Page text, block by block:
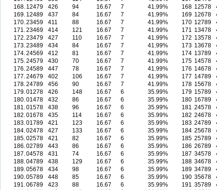
168. 12479 426 94 16.67 7
41.99%
169. 12489 437 84 16.67 7
41.99%
170.23459 411 88 16.67 7
41.99%
171.23469 414 121 16.67 7
41.99%
172.23479 427 110 16.67 7
41.99%
173.23489 434 84 16.67 7
41.99%
174.24569 412 81 16.67 7
41.99%
175.24579 430 70 16.67 7
41.99%
176.24589 447 78 16.67 7
41.99%
177.24679 402 106 16.67 7
41.99%
178.24789 456 90 16.67 7
41.99%
179.01278 426 148 16.67 6
35.99%
180.01478 432 86 16.67 6
35.99%
181.01578 438 96 16.67 6
35.99%
182.01678 435 114 16.67 6
35.99%
183.01789 421 123 16.67 6
35.99%
184.02478 427 133 16.67 6
35.99%
185.02578 421 82 16.67 6
35.99%
186.02789 443 86 16.67 6
35.99%
187.04578 431 74 16.67 6
35.99%
188.04789 438 129 16.67 6
35.99%
189.05678 434 98 16.67 6
35.99%
190.05789 448 85 16.67 6
35.99%
191.06789 423 88 16.67 6
35.99%
168 12578
169 12678
170 12789
171 13478
172 13578
173 13678
174 13789
175 14578
176 14678
177 14789
178 15678
179 15789
180 16789
181 24578
182 24678
183 24789
184 25678
185 25789
186 26789
187 34578
188 34678
189 34789
190 35678
191 35789